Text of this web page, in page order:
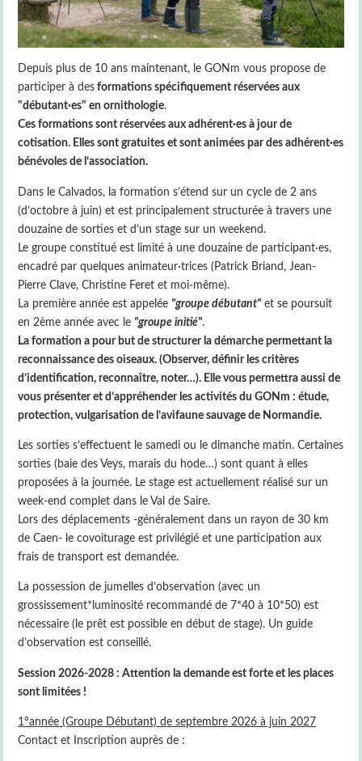
Depuis plus de 10 ans maintenant, le GONm vous propose de
participer à des formations spécifiquement réservées aux
"débutant·es" en ornithologie.
Ces formations sont réservées aux adhérent·es à jour de
cotisation. Elles sont gratuites et sont animées par des adhérent·es
bénévoles de l’association.
Dans le Calvados, la formation s’étend sur un cycle de 2 ans
(d’octobre à juin) et est principalement structurée à travers une
douzaine de sorties et d’un stage sur un weekend.
Le groupe constitué est limité à une douzaine de participant·es,
encadré par quelques animateur·trices (Patrick Briand, Jean-
Pierre Clave, Christine Feret et moi-même).
La première année est appelée "groupe débutant"et se poursuit
en 2ème année avec le "groupe initié".
La formation a pour but de structurer la démarche permettant la
reconnaissance des oiseaux. (Observer, définir les critères
d’identification, reconnaître, noter…). Elle vous permettra aussi de
vous présenter et d’appréhender les activités du GONm : étude,
protection, vulgarisation de l’avifaune sauvage de Normandie.
Les sorties s’effectuent le samedi ou le dimanche matin. Certaines
sorties (baie des Veys, marais du hode…) sont quant à elles
proposées à la journée. Le stage est actuellement réalisé sur un
week-end complet dans le Val de Saire.
Lors des déplacements -généralement dans un rayon de 30 km
de Caen- le covoiturage est privilégié et une participation aux
frais de transport est demandée.
La possession de jumelles d’observation (avec un
grossissement*luminosité recommandé de 7*40 à 10*50) est
nécessaire (le prêt est possible en début de stage). Un guide
d’observation est conseillé.
Session 2026-2028 : Attention la demande est forte et les places
sont limitées !
1°année (Groupe Débutant) de septembre 2026 à juin 2027
Contact et Inscription auprès de :